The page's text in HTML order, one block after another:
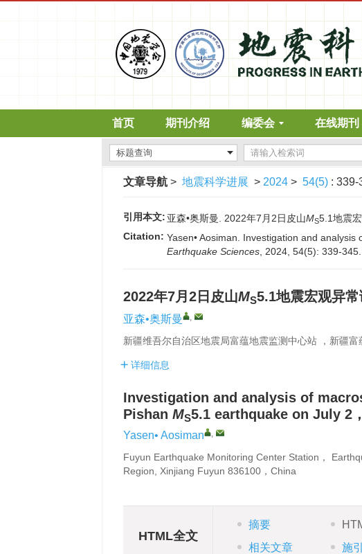
首页 期刊介绍 编委会 在线期刊
文章导航 > 地震科学进展 > 2024 > 54(5) : 339-
引用本文: 亚森•奥斯曼. 2022年7月2日皮山MS5.1地震
Citation: Yasen• Aosiman. Investigation and
Earthquake Sciences , 2024, 54(5): 339-345.
2022年7月2日皮山MS5.1地震宏观异
亚森•奥斯曼 ,
新疆维吾尔自治区地震局富蕴地震监测中心站 ，新疆
详细信息
Investigation and analysis of
Pishan MS5.1 earthquake on July 2
Yasen• Aosiman ,
Fuyun Earthquake Monitoring Center Station，
Region, Xinjiang Fuyun 836100，China
HTML全文
摘要
相关文章
施